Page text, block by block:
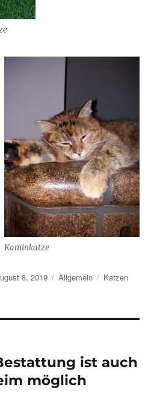
Kaminkatze
8, 2019 Kategorien
Allgemein Schlagwörter
Katzen
ist auch
möglich